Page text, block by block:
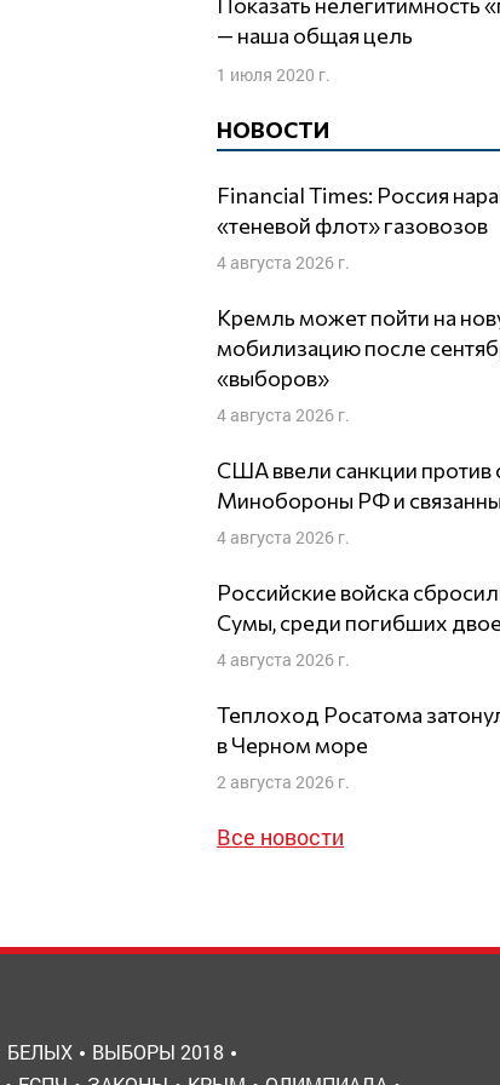
— наша общая цель
1 июля 2020 г.
НОВОСТИ
Financial Times: Россия
«теневой флот» газовозов
4 августа 2026 г.
Кремль может пойти на
мобилизацию после
«выборов»
4 августа 2026 г.
США ввели санкции против
Минобороны РФ и
4 августа 2026 г.
Российские войска
Сумы, среди погибших
4 августа 2026 г.
Теплоход Росатома
в Черном море
2 августа 2026 г.
Все новости
БЕЛЫХ
ВЫБОРЫ 2018